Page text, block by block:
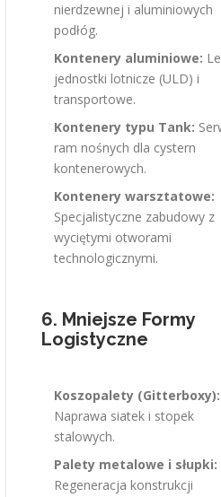
nierdzewnej i aluminiowych
podłóg.
Kontenery aluminiowe:
jednostki lotnicze (ULD) i
transportowe.
Kontenery typu Tank:
ram nośnych dla cystern
kontenerowych.
Kontenery warsztatowe:
Specjalistyczne zabudowy z
wyciętymi otworami
technologicznymi.
6. Mniejsze Formy
Logistyczne
Koszopalety (Gitterboxy):
Naprawa siatek i stopek
stalowych.
Palety metalowe i słupki:
Regeneracja konstrukcji